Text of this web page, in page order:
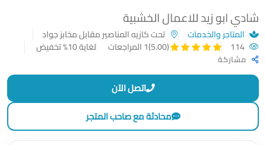
شادي ابو زيد للاعمال الخشبية
المتاجر والخدمات
تحت كازيه المناصير مقابل مخابز جواد
(5.00) 1 المراجعات لغاية 10% تخفيض
مشاركة
اتصل الآن
محادثة مع صاحب المتجر